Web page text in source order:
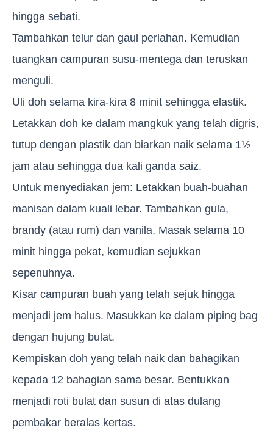
hingga sebati.
Tambahkan telur dan gaul perlahan. Kemudian
tuangkan campuran susu-mentega dan teruskan
menguli.
Uli doh selama kira-kira 8 minit sehingga elastik.
Letakkan doh ke dalam mangkuk yang telah digris,
tutup dengan plastik dan biarkan naik selama 1½
jam atau sehingga dua kali ganda saiz.
Untuk menyediakan jem: Letakkan buah-buahan
manisan dalam kuali lebar. Tambahkan gula,
brandy (atau rum) dan vanila. Masak selama 10
minit hingga pekat, kemudian sejukkan
sepenuhnya.
Kisar campuran buah yang telah sejuk hingga
menjadi jem halus. Masukkan ke dalam piping bag
dengan hujung bulat.
Kempiskan doh yang telah naik dan bahagikan
kepada 12 bahagian sama besar. Bentukkan
menjadi roti bulat dan susun di atas dulang
pembakar beralas kertas.